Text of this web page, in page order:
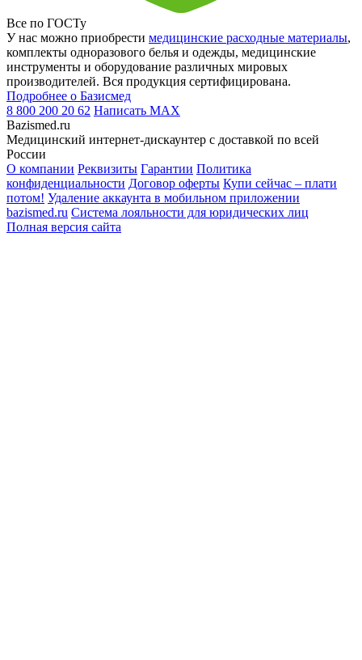
Все по ГОСТу
У нас можно приобрести медицинские расходные материалы,
комплекты одноразового белья и одежды, медицинские
инструменты и оборудование различных мировых
производителей. Вся продукция сертифицирована.
Подробнее о Базисмед
8 800 200 20 62 Написать MAX
Bazismed.ru
Медицинский интернет-дискаунтер с доставкой по всей
России
О компании Реквизиты Гарантии Политика
конфиденциальности Договор оферты Купи сейчас – плати
потом! Удаление аккаунта в мобильном приложении
bazismed.ru Система лояльности для юридических лиц
Полная версия сайта